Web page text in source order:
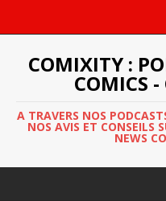
COMIXITY :
COMICS
A TRAVERS NOS
NOS AVIS ET CONSEILS
NEWS